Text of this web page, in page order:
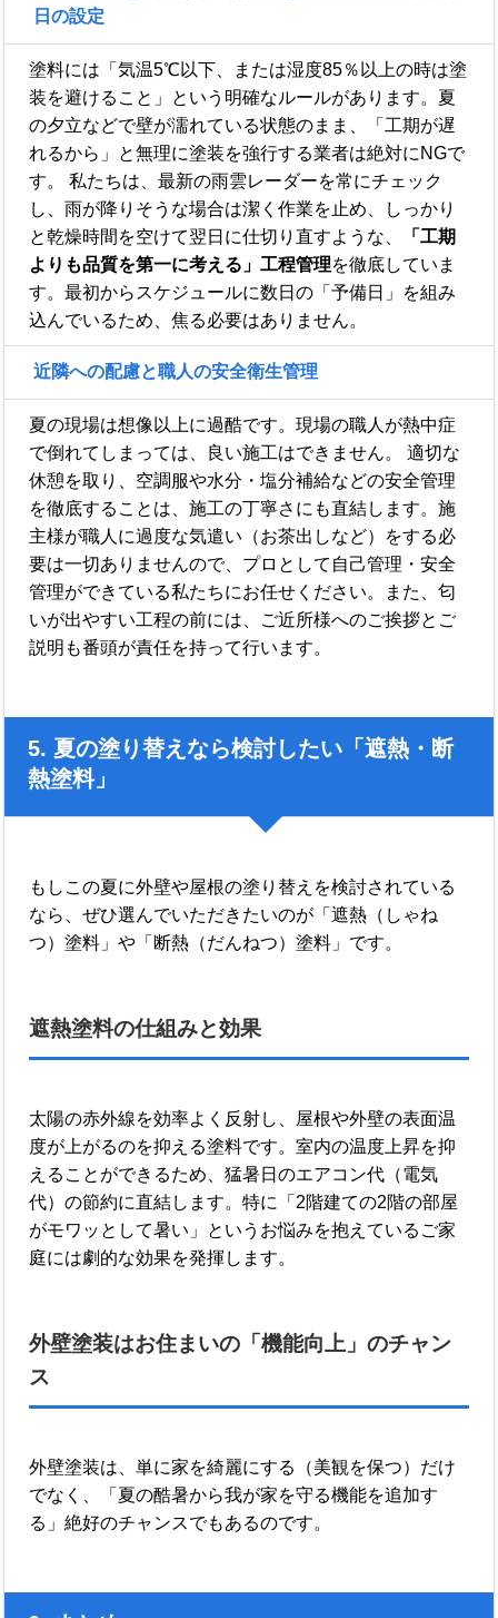
日の設定
塗料には「気温5℃以下、または湿度85％以上の時は塗
装を避けること」という明確なルールがあります。夏
の夕立などで壁が濡れている状態のまま、「工期が遅
れるから」と無理に塗装を強行する業者は絶対にNGで
す。 私たちは、最新の雨雲レーダーを常にチェック
し、雨が降りそうな場合は潔く作業を止め、しっかり
と乾燥時間を空けて翌日に仕切り直すような、
「工期
よりも品質を第一に考える」工程管理を徹底していま
す。最初からスケジュールに数日の「予備日」を組み
込んでいるため、焦る必要はありません。
近隣への配慮と職人の安全衛生管理
夏の現場は想像以上に過酷です。現場の職人が熱中症
で倒れてしまっては、良い施工はできません。 適切な
休憩を取り、空調服や水分・塩分補給などの安全管理
を徹底することは、施工の丁寧さにも直結します。施
主様が職人に過度な気遣い（お茶出しなど）をする必
要は一切ありませんので、プロとして自己管理・安全
管理ができている私たちにお任せください。また、匂
いが出やすい工程の前には、ご近所様へのご挨拶とご
説明も番頭が責任を持って行います。
5. 夏の塗り替えなら検討したい「遮熱・断
熱塗料」
もしこの夏に外壁や屋根の塗り替えを検討されている
なら、ぜひ選んでいただきたいのが「遮熱（しゃね
つ）塗料」や「断熱（だんねつ）塗料」です。
遮熱塗料の仕組みと効果
太陽の赤外線を効率よく反射し、屋根や外壁の表面温
度が上がるのを抑える塗料です。室内の温度上昇を抑
えることができるため、猛暑日のエアコン代（電気
代）の節約に直結します。特に「2階建ての2階の部屋
がモワッとして暑い」というお悩みを抱えているご家
庭には劇的な効果を発揮します。
外壁塗装はお住まいの「機能向上」のチャン
ス
外壁塗装は、単に家を綺麗にする（美観を保つ）だけ
でなく、「夏の酷暑から我が家を守る機能を追加す
る」絶好のチャンスでもあるのです。